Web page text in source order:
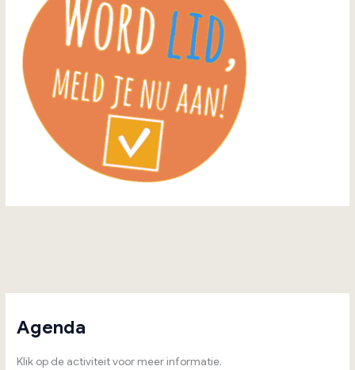
Agenda
Klik op de activiteit voor meer informatie.